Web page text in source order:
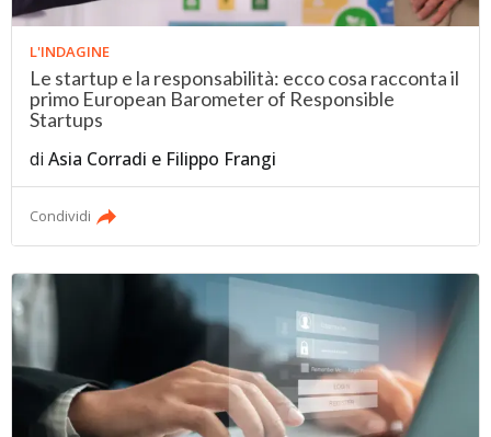
L'INDAGINE
Le startup e la responsabilità: ecco cosa racconta il
primo European Barometer of Responsible
Startups
diAsia Corradi e Filippo Frangi
Condividi